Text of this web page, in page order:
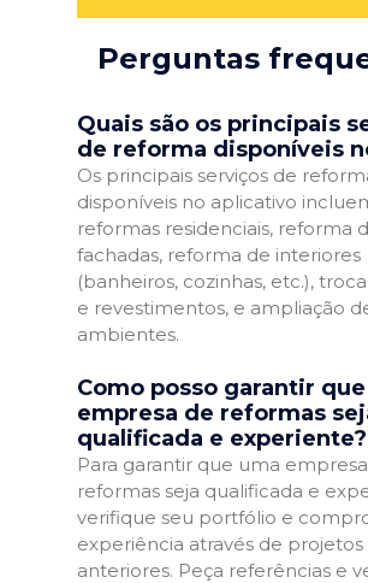
Perguntas
Quais são os principais
de reforma disponíveis
Os principais serviços de
disponíveis no aplicativo
reformas residenciais, reforma
fachadas, reforma de interiores
(banheiros, cozinhas, etc.),
e revestimentos, e ampliação
ambientes.
Como posso garantir
empresa de reformas
qualificada e experiente?
Para garantir que uma
reformas seja qualificada e
verifique seu portfólio e
experiência através de projetos
anteriores. Peça referências e